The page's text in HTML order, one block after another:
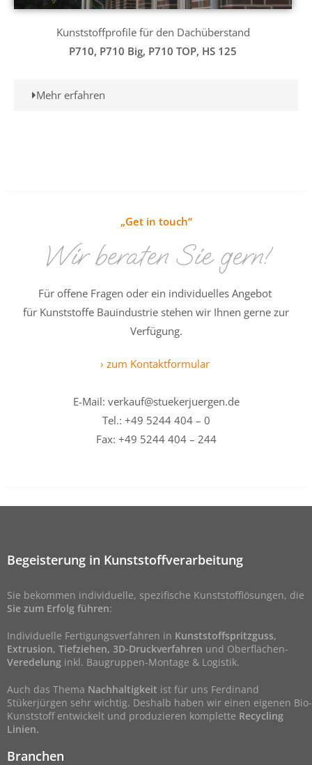
Kunststoffprofile für den Dachüberstand
P710, P710 Big, P710 TOP, HS 125
Mehr erfahren
„Get in touch“
Wir beraten Sie gern!
Für offene Fragen oder ein individuelles Angebot
für Kunststoffe Bauindustrie stehen wir Ihnen gerne zur
Verfügung.
› zum Kontaktformular
E-Mail: verkauf@stuekerjuergen.de
Tel.: +49 5244 404 – 0
Fax: +49 5244 404 – 244
Begeisterung in Kunststoffverarbeitung
Sie bekommen individuelle, spezifische Kunststofflösungen, die
Sie zum Erfolg führen:
Individuelle Fertigungsverfahren in Kunststoffspritzguss,
Extrusion, Tiefziehen, 3D-Druckverfahren und Oberflächen-
Veredelung inkl. Baugruppen-Montage & Logistik.
Auch das Thema Nachhaltigkeit ist für uns Ferdinand
Stükerjürgen sehr wichtig. Deshalb haben wir einen eigenen Bio-
Kunststoff entwickelt und produzieren komplette Recycling
Linien.
Branchen